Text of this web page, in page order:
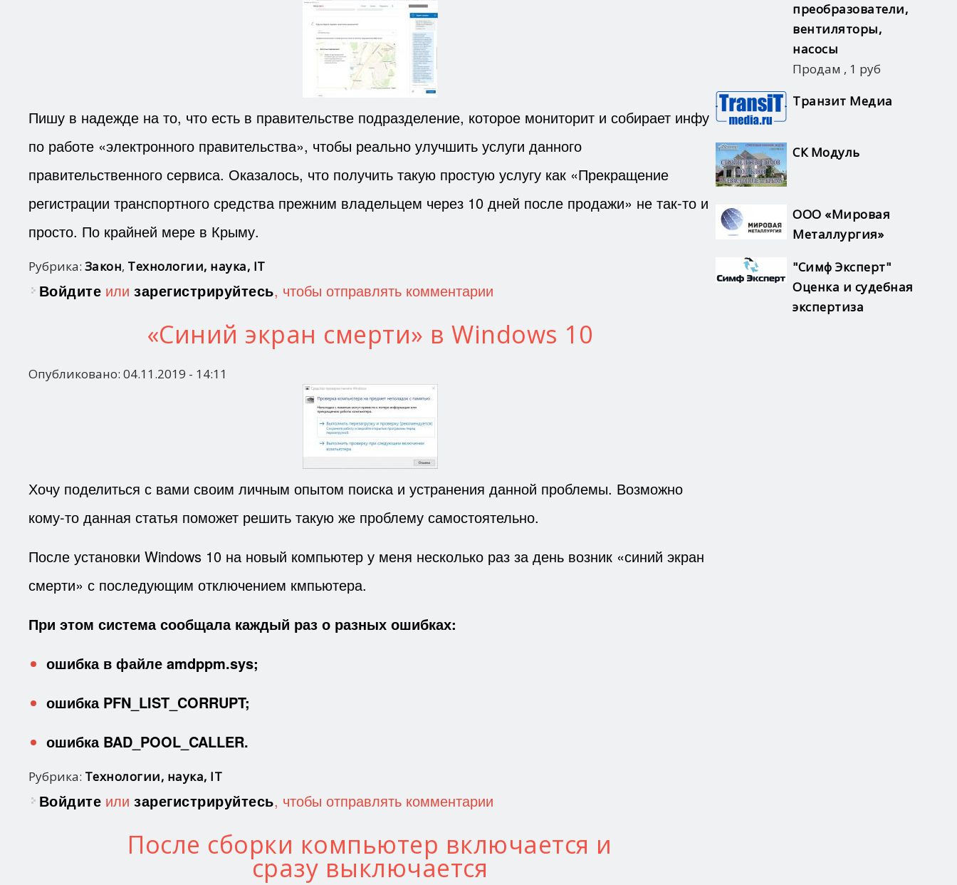
Пишу в надежде на то, что есть в правительстве подразделение, которое мониторит и собирает инфу
по работе «электронного правительства», чтобы реально улучшить услуги данного
правительственного сервиса. Оказалось, что получить такую простую услугу как «Прекращение
регистрации транспортного средства прежним владельцем через 10 дней после продажи» не так-то и
просто. По крайней мере в Крыму.
Рубрика: Закон, Технологии, наука, IT
Войдите или зарегистрируйтесь, чтобы отправлять комментарии
«Синий экран смерти» в Windows 10
Опубликовано: 04.11.2019 - 14:11
Хочу поделиться с вами своим личным опытом поиска и устранения данной проблемы. Возможно
кому-то данная статья поможет решить такую же проблему самостоятельно.
После установки Windows 10 на новый компьютер у меня несколько раз за день возник «синий экран
смерти» с последующим отключением кмпьютера.
При этом система сообщала каждый раз о разных ошибках:
ошибка в файле amdppm.sys;
ошибка PFN_LIST_CORRUPT;
ошибка BAD_POOL_CALLER.
Рубрика: Технологии, наука, IT
Войдите или зарегистрируйтесь, чтобы отправлять комментарии
После сборки компьютер включается и
сразу выключается
преобразователи,
вентиляторы,
насосы
Продам , 1 руб
Транзит Медиа
СК Модуль
ООО «Мировая
Металлургия»
"Симф Эксперт"
Оценка и судебная
экспертиза